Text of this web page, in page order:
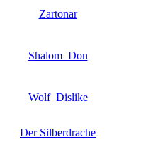
Zartonar
Shalom_Don
Wolf_Dislike
Der Silberdrache